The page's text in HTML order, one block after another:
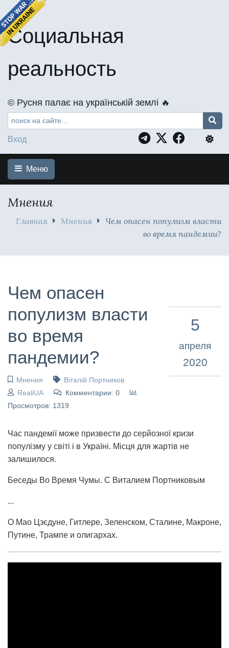
Социальная
реальность
©️ Русня палає на українській землі 🔥
Вход
Меню
Мнения
Главная Мнения
Чем опасен популизм власти
во время пандемии?
Чем опасен
популизм власти
во время
пандемии?
Мнения
Віталій Портников
RealiUA
Комментарии: 0
Просмотров: 1319
5
апреля
2020
Час пандемії може призвести до серйозної кризи
популізму у світі і в Україні. Місця для жартів не
залишилося.
Беседы Во Время Чумы. С Виталием Портниковым
...
О Мао Цзєдуне, Гитлере, Зеленском, Сталине, Макроне,
Путине, Трампе и олигархах.